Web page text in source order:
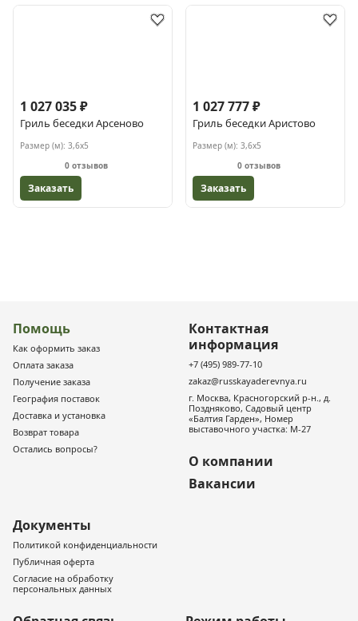
1 027 035 ₽
Гриль беседки Арсеново
Размер (м): 3,6х5
0 отзывов
Заказать
1 027 777 ₽
Гриль беседки Аристово
Размер (м): 3,6х5
0 отзывов
Заказать
Помощь
Как оформить заказ
Оплата заказа
Получение заказа
География поставок
Доставка и установка
Возврат товара
Остались вопросы?
Контактная
информация
+7 (495) 989-77-10
zakaz@russkayaderevnya.ru
г. Москва, Красногорский р-н., д.
Поздняково, Садовый центр
«Балтия Гарден», Номер
выставочного участка: М-27
О компании
Вакансии
Документы
Политикой конфиденциальности
Публичная оферта
Согласие на обработку
персональных данных